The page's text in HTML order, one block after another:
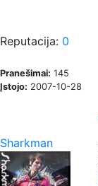
Reputacija: 0
Pranešimai: 145
Įstojo: 2007-10-28
Sharkman